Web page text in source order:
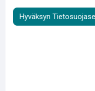
Hyväksyn